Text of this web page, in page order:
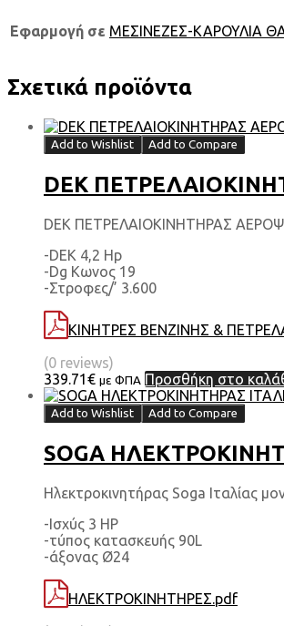
Εφαρμογή σε ΜΕΣΙΝΕΖΕΣ-ΚΑΡΟΥΛΙΑ
Σχετικά προϊόντα
Add to Wishlist Add to Compare
DEK
DEK ΠΕΤΡΕΛΑΙΟΚΙΝΗΤΗΡΑΣ
-DEK 4,2 Hp
-Dg Κωνος 19
-Στροφες/’ 3.600
ΚΙΝΗΤΡΕΣ ΒΕΝΖΙΝΗΣ &
(0 reviews)
339.71€ με ΦΠΑ Προσθήκη στο
Add to Wishlist Add to Compare
SOGA
Ηλεκτροκινητήρας Soga Ιταλίας
-Ισχύς 3 HP
-τύπος κατασκευής 90L
-άξονας Ø24
ΗΛΕΚΤΡΟΚΙΝΗΤΗΡΕΣ.pdf